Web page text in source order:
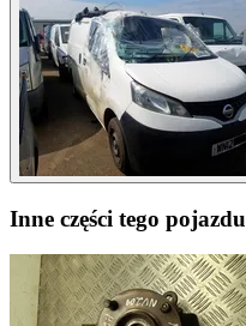
Inne części tego pojazdu